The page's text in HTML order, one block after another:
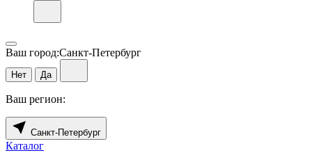
Ваш город:Санкт-Петербург
Нет Да
Ваш регион:
Санкт-Петербург
Каталог